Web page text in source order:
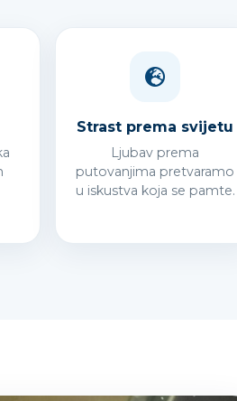
Strast prema svijetu
Ljubav prema
putovanjima pretvaramo
u iskustva koja se pamte.